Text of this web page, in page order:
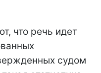
что речь идет
судом